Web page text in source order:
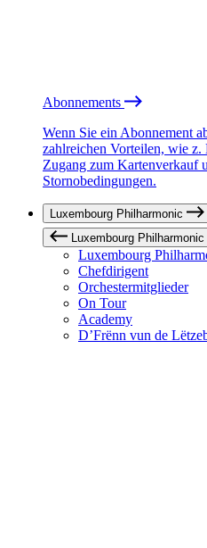
Abonnements
Wenn Sie ein Abonnement
zahlreichen Vorteilen, wie
Zugang zum Kartenverkauf
Stornobedingungen.
Luxembourg Philharmonic
Luxembourg Philharmonic
Luxembourg
Chefdirigent
Orchestermitglieder
On Tour
Academy
D’Frënn vun de